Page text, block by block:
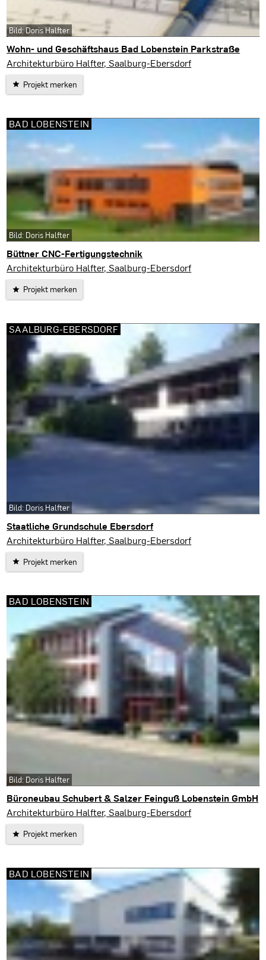
Wohn- und Geschäftshaus Bad Lobenstein Parkstraße
Bad Lobenstein
Architekturbüro Halfter, Saalburg-Ebersdorf
Projekt merken
Bild: Doris Halfter
Büttner CNC-Fertigungstechnik
Bad Lobenstein
Architekturbüro Halfter, Saalburg-Ebersdorf
Projekt merken
BAD LOBENSTEIN
Bild: Doris Halfter
Staatliche Grundschule Ebersdorf
Saalburg-Ebersdorf
Architekturbüro Halfter, Saalburg-Ebersdorf
Projekt merken
SAALBURG-EBERSDORF
Bild: Doris Halfter
Büroneubau Schubert & Salzer Feinguß Lobenstein GmbH
Bad Lobenstein
Architekturbüro Halfter, Saalburg-Ebersdorf
Projekt merken
BAD LOBENSTEIN
Bild: Doris Halfter
BAD LOBENSTEIN